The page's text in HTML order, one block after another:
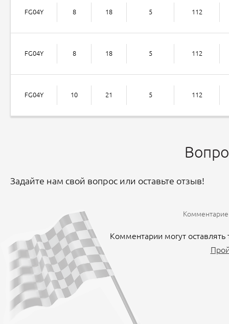
FG04Y 8 18 5 112
FG04Y 8 18 5 112
FG04Y 10 21 5 112
Задайте нам свой вопрос или оставьте отзыв!
Комментарии могут